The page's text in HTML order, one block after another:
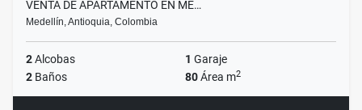
VENTA DE APARTAMENTO EN ME…
Medellín, Antioquia, Colombia
2Alcobas 1 Garaje
2 Baños 80Área m2